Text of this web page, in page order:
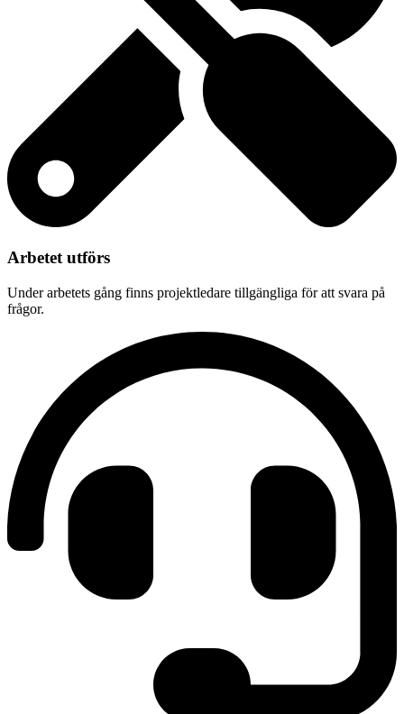
Arbetet utförs
Under arbetets gång finns projektledare tillgängliga för att svara på
frågor.